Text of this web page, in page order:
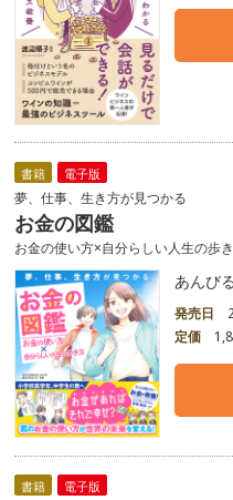
書籍 電子版
夢、仕事、生き方が見つかる
お金の図鑑
お金の使い方×自分らしい人生の歩
あんび
発売日
定価
書籍 電子版